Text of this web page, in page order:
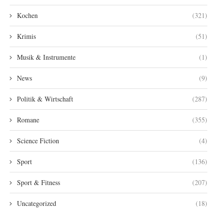
Kochen (321)
Krimis (51)
Musik & Instrumente (1)
News (9)
Politik & Wirtschaft (287)
Romane (355)
Science Fiction (4)
Sport (136)
Sport & Fitness (207)
Uncategorized (18)